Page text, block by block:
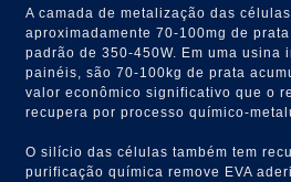
A camada de metalização das
aproximadamente 70-100mg de
padrão de 350-450W. Em uma usina
painéis, são 70-100kg de prata
valor econômico significativo que o
recupera por processo químico-
O silício das células também tem
purificação química remove EVA